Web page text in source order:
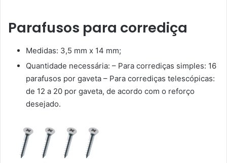
Parafusos para corrediça
Medidas: 3,5 mm x 14 mm;
Quantidade necessária: – Para corrediças simples: 16
parafusos por gaveta – Para corrediças telescópicas:
de 12 a 20 por gaveta, de acordo com o reforço
desejado.